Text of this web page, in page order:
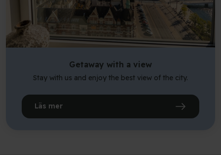
Getaway with a view
Stay with us and enjoy the best view of the city.
Läs mer